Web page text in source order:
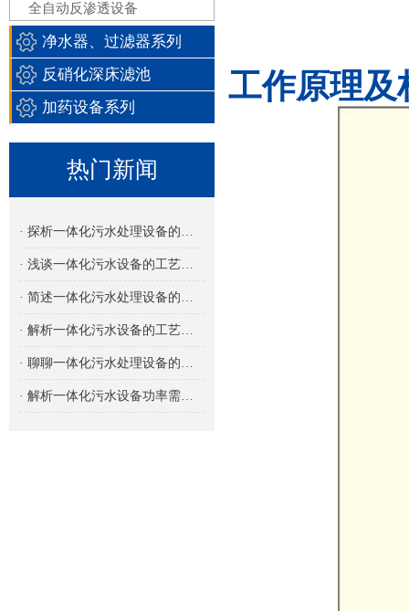
全自动反渗透设备
净水器、过滤器系列
反硝化深床滤池
加药设备系列
热门新闻
· 探析一体化污水处理设备的多功能集成设计
· 浅谈一体化污水设备的工艺流程
· 简述一体化污水处理设备的设计特点
· 解析一体化污水设备的工艺类型及其应用
· 聊聊一体化污水处理设备的处理量选择与应用
· 解析一体化污水设备功率需求的重要性及影响因素
工作原理及